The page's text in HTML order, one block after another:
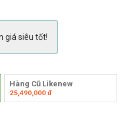
giá siêu tốt!
Hàng Cũ Likenew
25,490,000đ